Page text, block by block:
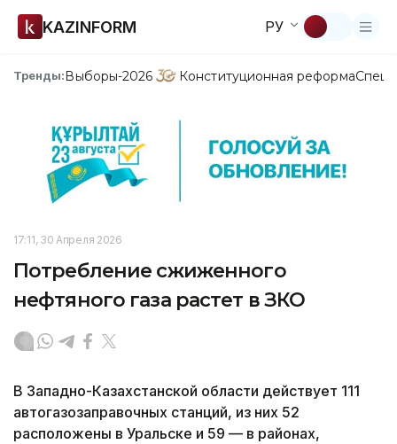
KAZINFORM РУ
Тренды:Выборы-2026 Конституционная реформа
17:11, 30 Апреля 2026
Потребление сжиженного
нефтяного газа растет в ЗКО
В Западно-Казахстанской области действует 111
автогазозаправочных станций, из них 52
расположены в Уральске и 59 — в районах,